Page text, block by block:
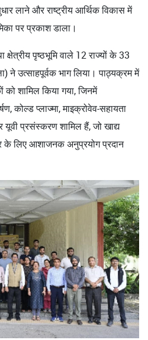
लाने और राष्ट्रीय आर्थिक विकास में
पर प्रकाश डाला।
क्षेत्रीय पृष्ठभूमि वाले 12 राज्यों के 33
ने उत्साहपूर्वक भाग लिया। पाठ्यक्रम में
शामिल किया गया, जिनमें
कोल्ड प्लाज्मा, माइक्रोवेव-सहायता
प्रसंस्करण शामिल हैं, जो खाद्य
के लिए आशाजनक अनुप्रयोग प्रदान